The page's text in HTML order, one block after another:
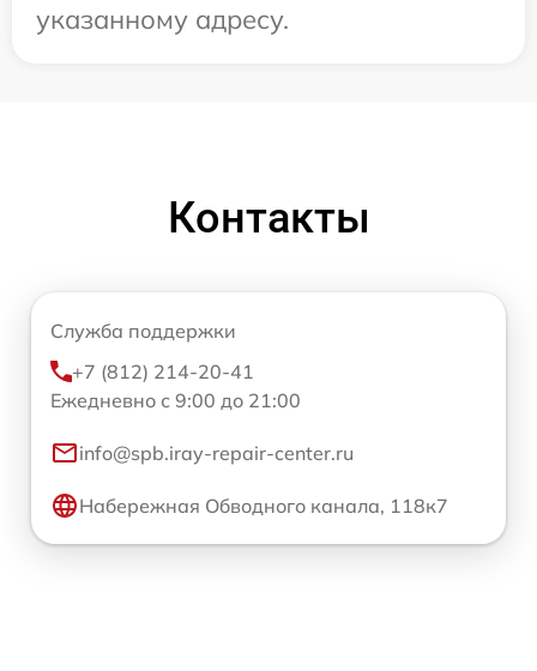
указанному адресу.
Контакты
Служба поддержки
+7 (812) 214-20-41
Ежедневно с 9:00 до 21:00
info@spb.iray-repair-center.ru
Набережная Обводного канала, 118к7